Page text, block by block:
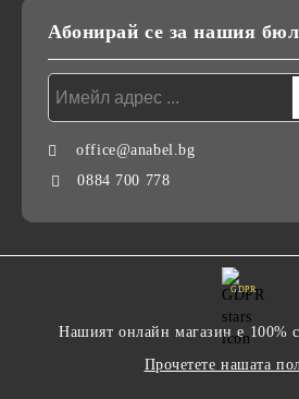
Абонирай се за нашия
office@anabel.bg
0884 700 778
GDPR
Нашият онлайн магазин е 100%
Прочетете нашата